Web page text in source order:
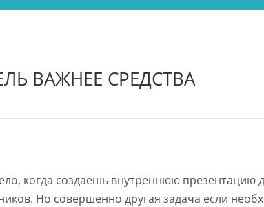
ВАЖНЕЕ СРЕДСТВА
когда создаешь внутреннюю презентацию
Но совершенно другая задача если